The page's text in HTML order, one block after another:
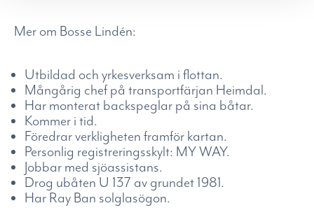
Mer om Bosse Lindén:
Utbildad och yrkesverksam i flottan.
Mångårig chef på transportfärjan Heimdal.
Har monterat backspeglar på sina båtar.
Kommer i tid.
Föredrar verkligheten framför kartan.
Personlig registreringsskylt: MY WAY.
Jobbar med sjöassistans.
Drog ubåten U 137 av grundet 1981.
Har Ray Ban solglasögon.